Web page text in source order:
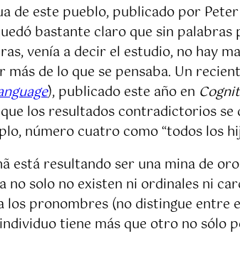
de este pueblo, publicado por
bastante claro que sin
venía a decir el estudio, no hay
de lo que se pensaba. Un
), publicado este año en
los resultados contradictorios
número cuatro como “todos los
está resultando ser una mina de
no solo no existen ni ordinales ni
pronombres (no distingue entre
tiene más que otro no sólo